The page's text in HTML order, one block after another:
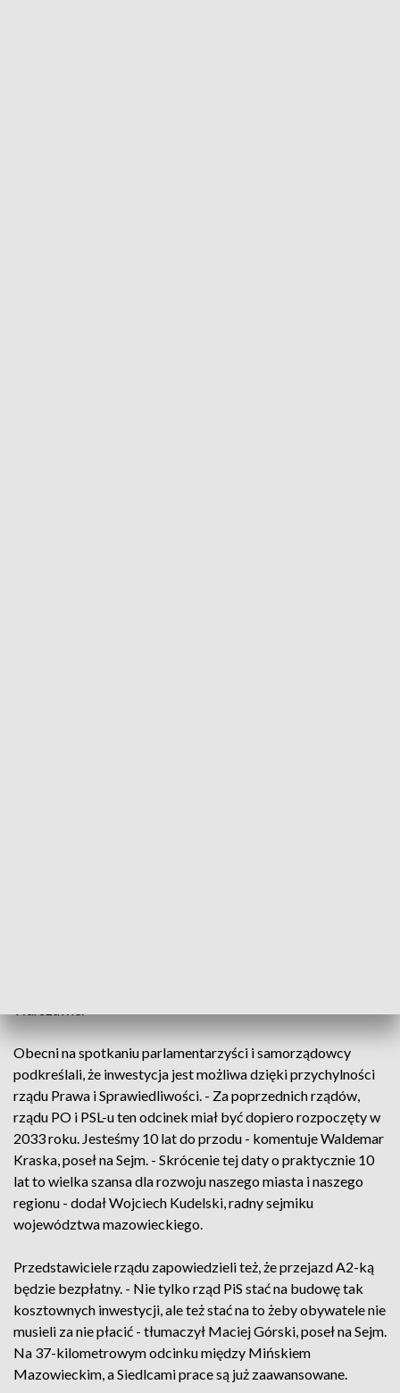
Obecni na spotkaniu parlamentarzyści i samorządowcy
podkreślali, że inwestycja jest możliwa dzięki przychylności
rządu Prawa i Sprawiedliwości. - Za poprzednich rządów,
rządu PO i PSL-u ten odcinek miał być dopiero rozpoczęty w
2033 roku. Jesteśmy 10 lat do przodu - komentuje Waldemar
Kraska, poseł na Sejm. - Skrócenie tej daty o praktycznie 10
lat to wielka szansa dla rozwoju naszego miasta i naszego
regionu - dodał Wojciech Kudelski, radny sejmiku
województwa mazowieckiego.
Przedstawiciele rządu zapowiedzieli też, że przejazd A2-ką
będzie bezpłatny. - Nie tylko rząd PiS stać na budowę tak
kosztownych inwestycji, ale też stać na to żeby obywatele nie
musieli za nie płacić - tłumaczył Maciej Górski, poseł na Sejm.
Na 37-kilometrowym odcinku między Mińskiem
Mazowieckim, a Siedlcami prace są już zaawansowane.